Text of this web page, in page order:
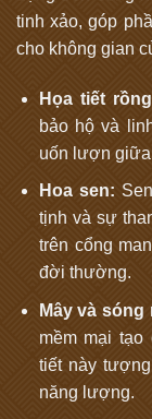
tinh xảo, góp
cho không gian
Họa tiết
bảo hộ và
uốn lượn giữa
Hoa sen:
tịnh và sự
trên cổng
đời thường.
Mây và
mềm mại tạo
tiết này
năng lượng.